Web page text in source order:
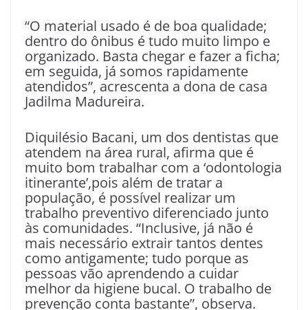
“O material usado é de boa qualidade;
dentro do ônibus é tudo muito limpo e
organizado. Basta chegar e fazer a ficha;
em seguida, já somos rapidamente
atendidos”, acrescenta a dona de casa
Jadilma Madureira.
Diquilésio Bacani, um dos dentistas que
atendem na área rural, afirma que é
muito bom trabalhar com a ‘odontologia
itinerante’,pois além de tratar a
população, é possível realizar um
trabalho preventivo diferenciado junto
às comunidades. “Inclusive, já não é
mais necessário extrair tantos dentes
como antigamente; tudo porque as
pessoas vão aprendendo a cuidar
melhor da higiene bucal. O trabalho de
prevenção conta bastante”, observa.